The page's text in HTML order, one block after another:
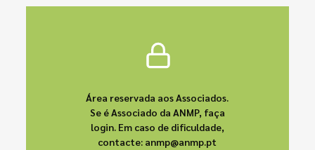
Área reservada aos Associados.
Se é Associado da ANMP, faça
login. Em caso de dificuldade,
contacte: anmp@anmp.pt